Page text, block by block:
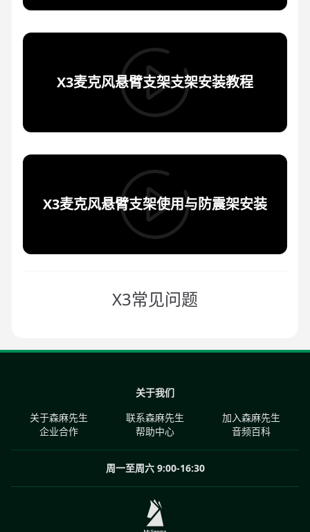
X3麦克风悬臂支架支架安装教程
X3麦克风悬臂支架使用与防震架安装
X3常见问题
关于我们
关于森麻先生
联系森麻先生
加入森麻先生
企业合作
帮助中心 音频百科
周一至周六 9:00-16:30